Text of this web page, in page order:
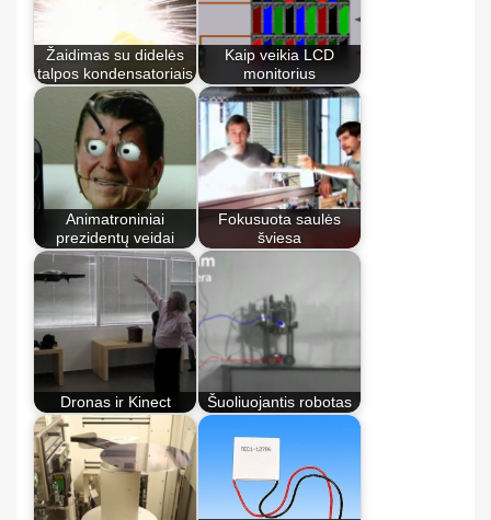
Žaidimas su didelės
talpos kondensatoriais
Kaip veikia LCD
monitorius
Animatroniniai
prezidentų veidai
Fokusuota saulės
šviesa
Dronas ir Kinect Šuoliuojantis robotas